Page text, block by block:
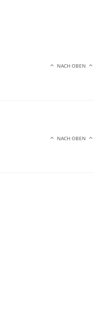
NACH OBEN
NACH OBEN